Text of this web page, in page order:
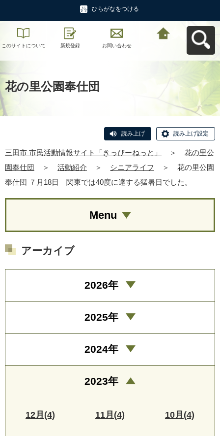
ひらがなをつける
このサイトについて 新規登録 お問い合わせ
花の里公園奉仕団
読み上げ 読み上げ設定
三田市 市民活動情報サイト「きっぴーねっと」 ＞
花の里公
園奉仕団
＞ 活動紹介 ＞ シニアライフ ＞
花の里公園
奉仕団 ７月18日 関東では40度に達する猛暑日でした。
Menu
アーカイブ
2026年
2025年
2024年
2023年
12月(4) 11月(4) 10月(4)